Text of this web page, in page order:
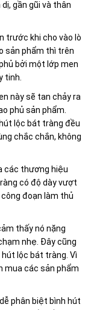
gần gũi và thân
trước khi cho vào lò
sản phẩm thì trên
bởi một lớp men
tinh.
này sẽ tan chảy ra
phủ sản phẩm.
lộc bát tràng đều
chắc chắn, không
các thương hiệu
có độ dày vượt
đoạn làm thủ
thấy nó nặng
nhẹ. Đây cũng
lộc bát tràng. Vì
mua các sản phẩm
phân biệt bình hút